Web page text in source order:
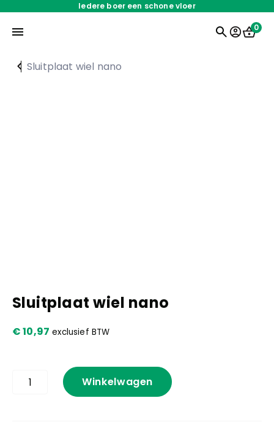
Iedere boer een schone vloer
Kennis en praktijk
Contact
0
Sluitplaat wiel nano
Sluitplaat wiel nano
€10,97 exclusief BTW
Sluitplaat
wiel
Winkelwagen